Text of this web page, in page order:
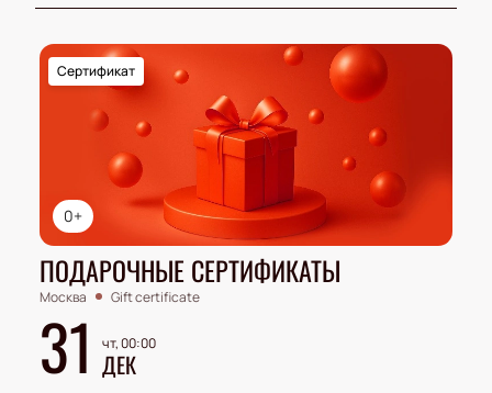
0+
Сертификат
ПОДАРОЧНЫЕ СЕРТИФИКАТЫ
Москва Gift certificate
31 чт, 00:00
ДЕК